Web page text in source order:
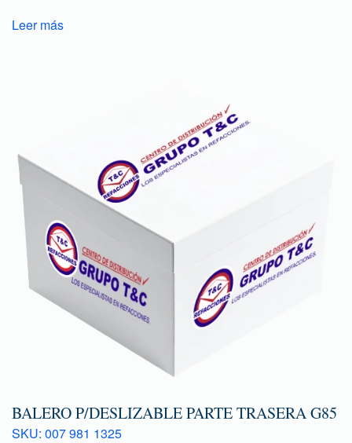
Leer más
BALERO P/DESLIZABLE PARTE TRASERA G85
SKU: 007 981 1325